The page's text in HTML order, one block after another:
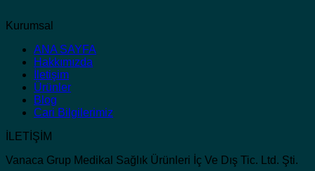
Kurumsal
ANA SAYFA
Hakkımızda
İletişim
Ürünler
Blog
Cari Bilgilerimiz
İLETİŞİM
Vanaca Grup Medikal Sağlık Ürünleri İç Ve Dış Tic. Ltd. Şti.